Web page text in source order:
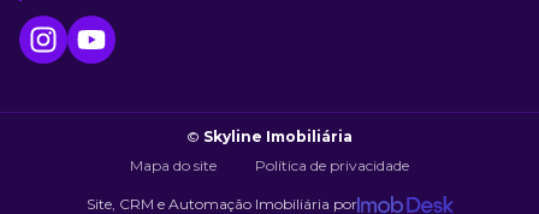
© Skyline Imobiliária
Mapa do site
Política de privacidade
Site, CRM e Automação Imobiliária por